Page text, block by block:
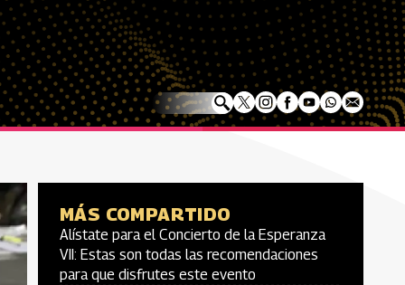
MÁS COMPARTIDO
Alístate para el Concierto de la Esperanza
VII: Estas son todas las recomendaciones
para que disfrutes este evento